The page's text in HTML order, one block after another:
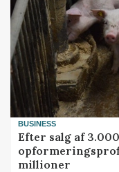
BUSINESS
Efter salg af
millioner